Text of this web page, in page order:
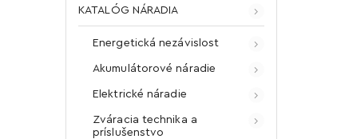
KATALÓG NÁRADIA
Energetická nezávislost
Akumulátorové náradie
Elektrické náradie
Zváracia technika a
príslušenstvo